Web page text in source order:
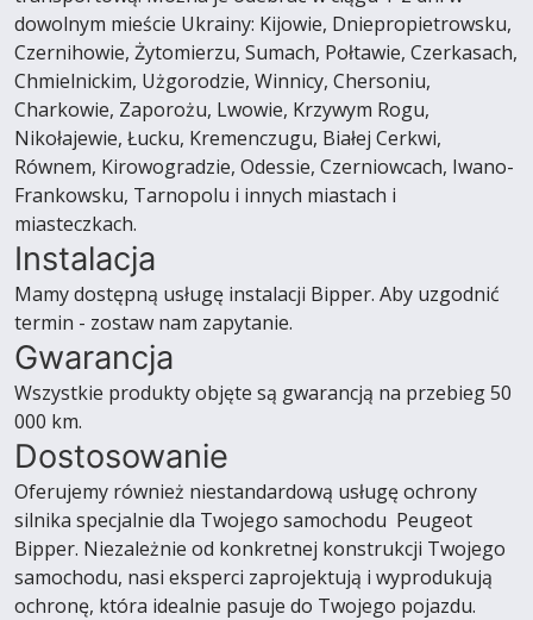
dowolnym mieście Ukrainy: Kijowie, Dniepropietrowsku,
Czernihowie, Żytomierzu, Sumach, Połtawie, Czerkasach,
Chmielnickim, Użgorodzie, Winnicy, Chersoniu,
Charkowie, Zaporożu, Lwowie, Krzywym Rogu,
Nikołajewie, Łucku, Kremenczugu, Białej Cerkwi,
Równem, Kirowogradzie, Odessie, Czerniowcach, Iwano-
Frankowsku, Tarnopolu i innych miastach i
miasteczkach.
Instalacja
Mamy dostępną usługę instalacji Bipper. Aby uzgodnić
termin - zostaw nam zapytanie.
Gwarancja
Wszystkie produkty objęte są gwarancją na przebieg 50
000 km.
Dostosowanie
Oferujemy również niestandardową usługę ochrony
silnika specjalnie dla Twojego samochodu Peugeot
Bipper. Niezależnie od konkretnej konstrukcji Twojego
samochodu, nasi eksperci zaprojektują i wyprodukują
ochronę, która idealnie pasuje do Twojego pojazdu.